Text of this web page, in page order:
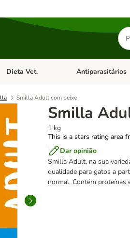
Cães
Abrir menu de categoria: Gatos
Dieta Vet. Abrir menu de
Antiparasitários
Smilla Adult com peixe
Smilla
1 kg
This is a stars rating area
Dar opinião
Smilla Adult, na sua
qualidade para gatos a
normal. Contém proteínas